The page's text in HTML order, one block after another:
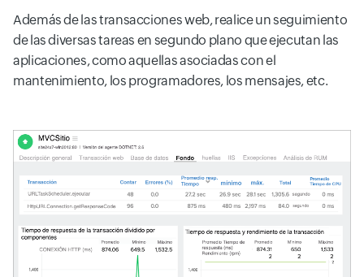
Además de las transacciones web, realice un seguimiento
de las diversas tareas en segundo plano que ejecutan las
aplicaciones, como aquellas asociadas con el
mantenimiento, los programadores, los mensajes, etc.